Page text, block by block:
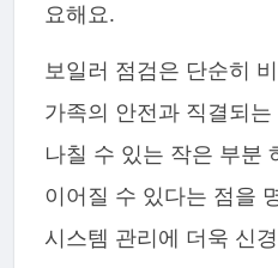
요해요.
보일러 점검은 단순히
가족의 안전과 직결되
나칠 수 있는 작은 부분
이어질 수 있다는 점을
시스템 관리에 더욱 신